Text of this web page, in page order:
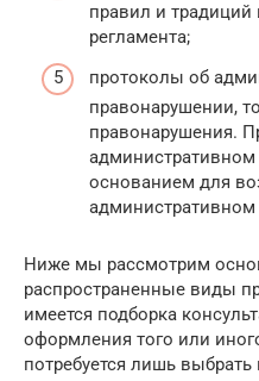
правил и традиций
регламента;
протоколы об
правонарушении,
правонарушения.
административном
основанием для
Ниже мы рассмотрим
распространенные виды
имеется подборка
оформления того или
потребуется лишь